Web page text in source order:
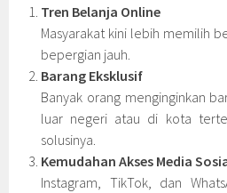
Tren Belanja Online
Masyarakat kini lebih memilih
bepergian jauh.
Barang Eksklusif
Banyak orang menginginkan
luar negeri atau di kota
solusinya.
Kemudahan Akses Media
Instagram, TikTok, dan